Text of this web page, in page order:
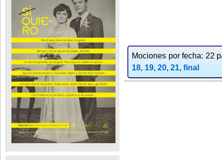
Mociones por fecha: 22
18, 19, 20, 21, final